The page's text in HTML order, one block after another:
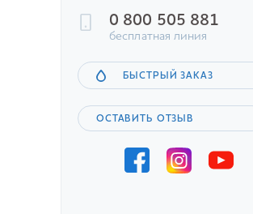
0 800 505 881
бесплатная линия
БЫСТРЫЙ ЗАКАЗ
ОСТАВИТЬ ОТЗЫВ